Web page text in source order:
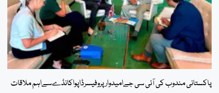
پاکستانی مندوب کی آئی سی جےامیدوار پروفیسرڈاپواکانڈےسےاہم ملاقات